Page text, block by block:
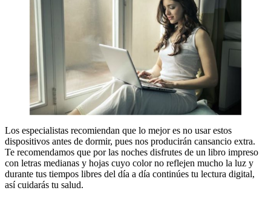
Los especialistas recomiendan que lo mejor es no usar estos
dispositivos antes de dormir, pues nos producirán cansancio extra.
Te recomendamos que por las noches disfrutes de un libro impreso
con letras medianas y hojas cuyo color no reflejen mucho la luz y
durante tus tiempos libres del día a día continúes tu lectura digital,
así cuidarás tu salud.